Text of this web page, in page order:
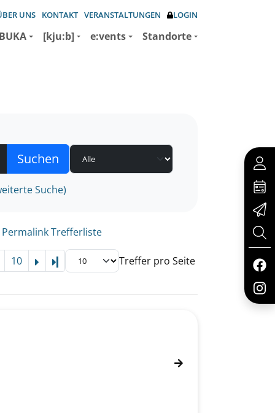
UNS KONTAKT VERANSTALTUNGEN LOGIN
[kju:b] e:vents Standorte
Suche)
Permalink Trefferliste
10 Letzte Seite Treffer pro Seite